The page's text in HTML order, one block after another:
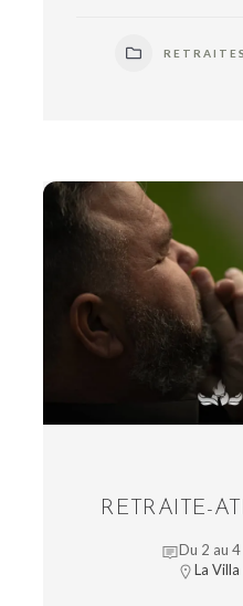
RETRAITE-
Du 2 au
La